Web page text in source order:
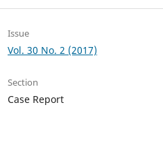
Issue
Vol. 30 No. 2 (2017)
Section
Case Report